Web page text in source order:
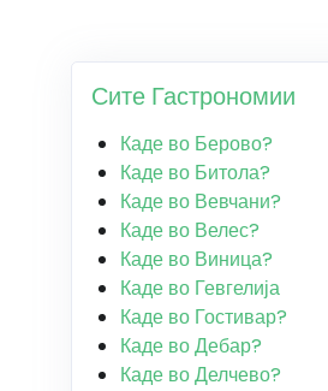
Сите Гастрономии
Каде во Берово?
Каде во Битола?
Каде во Вевчани?
Каде во Велес?
Каде во Виница?
Каде во Гевгелија
Каде во Гостивар?
Каде во Дебар?
Каде во Делчево?